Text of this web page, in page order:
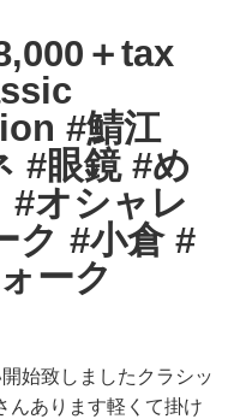
＋tax
#鯖江
#眼鏡 #め
#オシャレ
ク #小倉 #
ーク